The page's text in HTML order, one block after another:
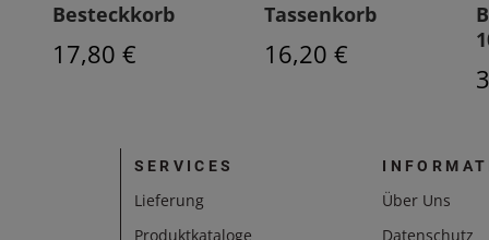
Besteckkorb
17,80 €
Tassenkorb
16,20 €
SERVICES
Lieferung
Produktkataloge
Über Uns
Datenschutz